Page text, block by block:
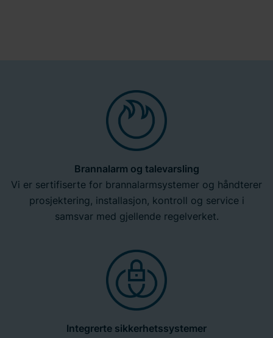
Brannalarm og talevarsling
Vi er sertifiserte for brannalarmsystemer og håndterer
prosjektering, installasjon, kontroll og service i
samsvar med gjellende regelverket.
Integrerte sikkerhetssystemer